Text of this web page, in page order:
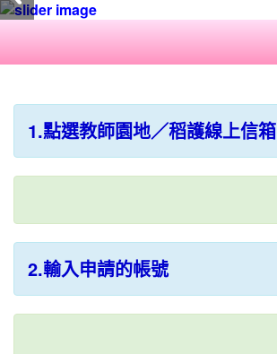
1.點選教師園地／稻護線上信箱
2.輸入申請的帳號